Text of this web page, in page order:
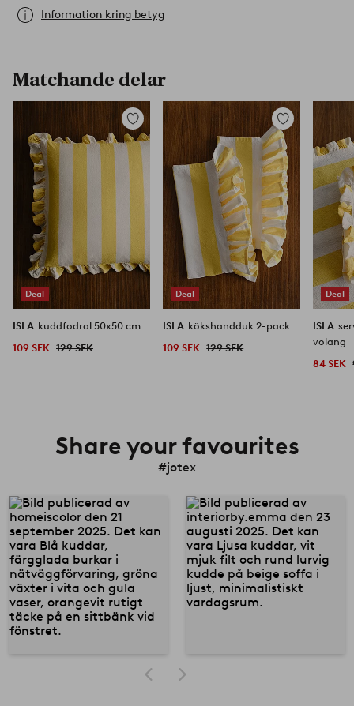
Information kring betyg
Matchande delar
Deal
Lägg
till
i
favoriter
ISLA kuddfodral 50x50 cm
109 SEK 129 SEK
Deal
Lägg
till
i
favoriter
ISLA kökshandduk 2-pack
109 SEK 129 SEK
Deal
ISLA
volang
84 SEK
Share your favourites
#jotex